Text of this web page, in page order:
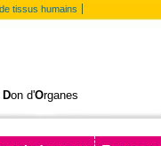
tissus humains
Don d'Organes